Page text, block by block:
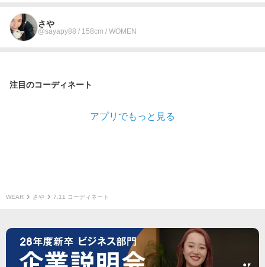
さや
@sayapy88 / 158cm / WOMEN
注目のコーディネート
アプリでもっと見る
WEAR さや 7.11 コーディネート